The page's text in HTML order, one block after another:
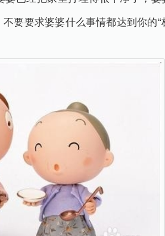
要要求婆婆什么事情都达到你的